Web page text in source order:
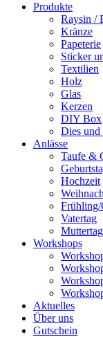
Produkte
Raysin /
Kränze
Papeterie
Sticker
Textilien
Holz
Glas
Kerzen
DIY Box
Dies und
Anlässe
Taufe &
Hochzeit
Frühling/
Vatertag
Muttertag
Workshops
Aktuelles
Über uns
Gutschein